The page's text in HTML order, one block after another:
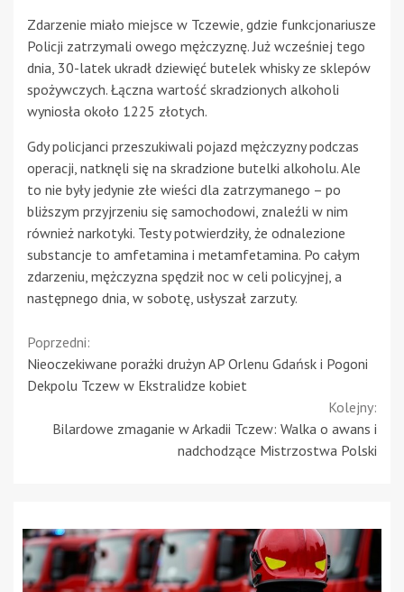
Zdarzenie miało miejsce w Tczewie, gdzie funkcjonariusze
Policji zatrzymali owego mężczyznę. Już wcześniej tego
dnia, 30-latek ukradł dziewięć butelek whisky ze sklepów
spożywczych. Łączna wartość skradzionych alkoholi
wyniosła około 1225 złotych.
Gdy policjanci przeszukiwali pojazd mężczyzny podczas
operacji, natknęli się na skradzione butelki alkoholu. Ale
to nie były jedynie złe wieści dla zatrzymanego – po
bliższym przyjrzeniu się samochodowi, znaleźli w nim
również narkotyki. Testy potwierdziły, że odnalezione
substancje to amfetamina i metamfetamina. Po całym
zdarzeniu, mężczyzna spędził noc w celi policyjnej, a
następnego dnia, w sobotę, usłyszał zarzuty.
Continue
Reading
Poprzedni:
Nieoczekiwane porażki drużyn AP Orlenu Gdańsk i Pogoni
Dekpolu Tczew w Ekstralidze kobiet
Kolejny:
Bilardowe zmaganie w Arkadii Tczew: Walka o awans i
nadchodzące Mistrzostwa Polski